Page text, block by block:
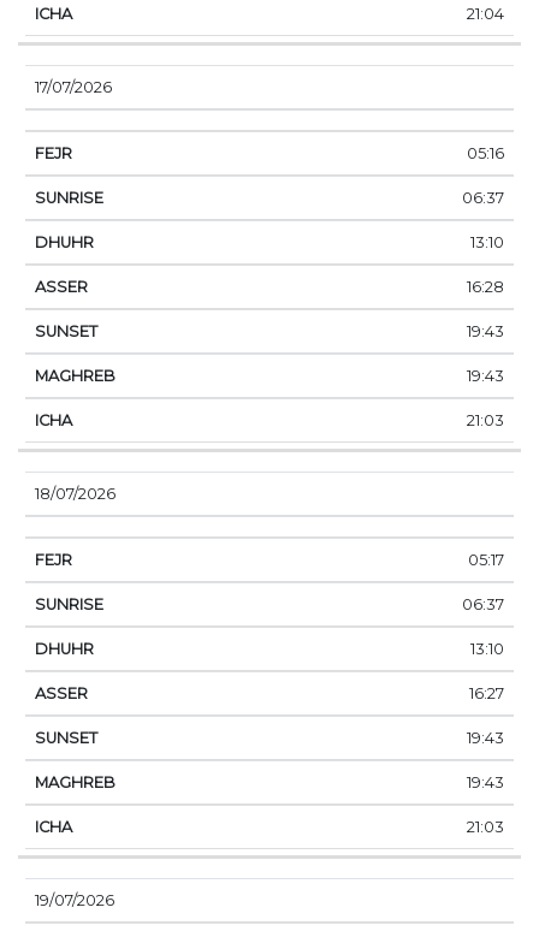
21:04
17/07/2026
05:16
06:37
13:10
16:28
19:43
19:43
21:03
18/07/2026
05:17
06:37
13:10
16:27
19:43
19:43
21:03
19/07/2026